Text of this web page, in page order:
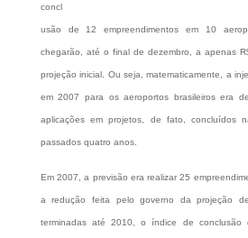
concl
usão de 12 empreendimentos em 10
chegarão, até o final de dezembro, a apenas
projeção inicial. Ou seja, matematicamente, a
em 2007 para os aeroportos brasileiros era
aplicações em projetos, de fato, concluídos
passados quatro anos.
Em 2007, a previsão era realizar 25
a redução feita pelo governo da projeção
terminadas até 2010, o índice de conclusão